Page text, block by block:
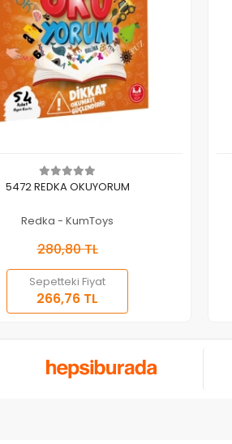
Sepete Ekle
5472 REDKA OKUYORUM
Redka - KumToys
280,80 TL
Sepetteki Fiyat
266,76 TL